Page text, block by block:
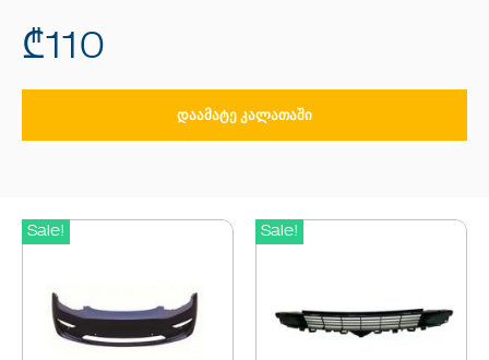
₾110
ᲓᲐᲐᲛᲐᲢᲔ ᲙᲐᲚᲐᲗᲐᲨᲘ
Sale! Sale!